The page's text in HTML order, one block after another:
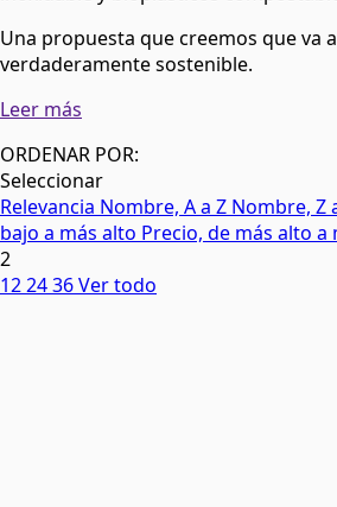
Una propuesta que creemos que va
verdaderamente sostenible.
Leer más
ORDENAR POR:
Seleccionar
Relevancia Nombre, A a Z Nombre, Z
bajo a más alto Precio, de más alto a
2
122436Ver todo